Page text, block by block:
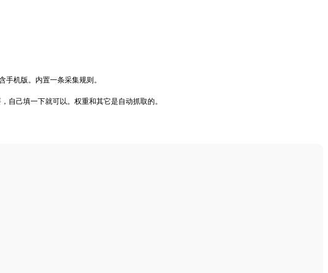
机版。内置一条采集规则。
自己填一下就可以。权重和其它是自动抓取的。